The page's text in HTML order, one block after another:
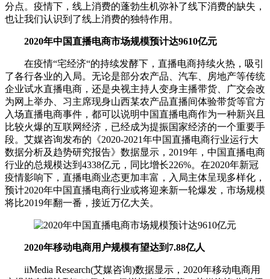
分点。疫情下，线上消费的蓬勃生机弥补了线下消费的缺失，
也让我们认识到了线上消费的独特作用。
2020年中国直播电商市场规模预计达9610亿元
在疫情“宅经济“的持续发酵下，直播电商持续火热，吸引
了各行各业的入局。无论是部分农产品、汽车、房地产等传统
企业试水直播电商，还是央视主持人变身主播带货、广交会改
为网上举办、习主席现身山西某农产品直播间体验带货等官方
入场直播电商事件，都可以说明中国直播电商作为一种新兴且
比较火爆的互联网经济，已经成为提振国家经济的一个重要手
段。艾媒咨询发布的《2020-2021年中国直播电商行业运行大
数据分析及趋势研究报告》数据显示，2019年，中国直播电商
行业的总规模达到4338亿元，同比增长226%。在2020年新冠
疫情影响下，直播电商业态更加丰富，入局主体呈现多样化，
预计2020年中国直播电商行业或将迎来新一轮爆发，市场规模
将比2019年翻一番，接近万亿大关。
2020年移动电商用户规模有望达到7.88亿人
iiMedia Research(艾媒咨询)数据显示，2020年移动电商用